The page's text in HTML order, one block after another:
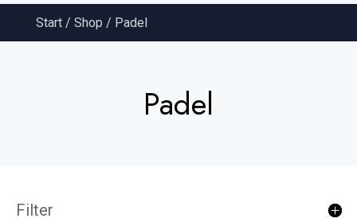
Start/ Shop / Padel
Padel
Filter